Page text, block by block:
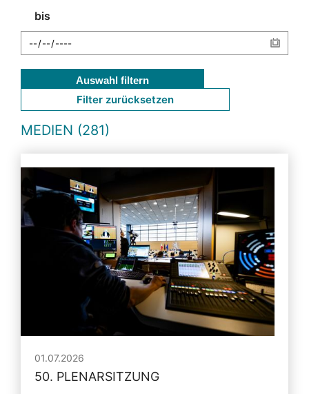
bis
Auswahl filtern
Filter zurücksetzen
MEDIEN (281)
01.07.2026
50. PLENARSITZUNG